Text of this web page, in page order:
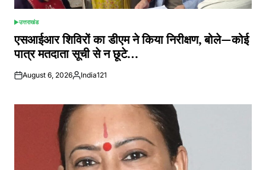
POSTED
IN
उत्तराखंड
एसआईआर शिविरों का डीएम ने किया निरीक्षण, बोले—कोई
पात्र मतदाता सूची से न छूटे…
August 6, 2026Posted
India121